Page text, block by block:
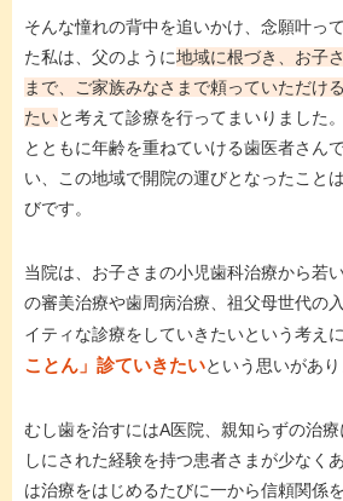
そんな憧れの背中を追いかけ、念願叶っ
た私は、父のように地域に根づき、お子
まで、ご家族みなさまで頼っていただけ
たいと考えて診療を行ってまいりました
とともに年齢を重ねていける歯医者さん
い、この地域で開院の運びとなったこと
びです。
当院は、お子さまの小児歯科治療から若
の審美治療や歯周病治療、祖父母世代の
イティな診療をしていきたいという考え
ことん」診ていきたいという思いがあり
むし歯を治すにはA医院、親知らずの治
しにされた経験を持つ患者さまが少なく
は治療をはじめるたびに一から信頼関係